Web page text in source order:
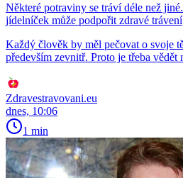
Některé potraviny se tráví déle než
jídelníček může podpořit zdravé trávení
Každý člověk by měl pečovat o svoje
především zevnitř. Proto je třeba vědět
Zdravestravovani.eu
dnes, 10:06
1 min